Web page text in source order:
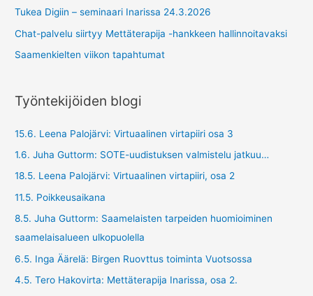
Tukea Digiin – seminaari Inarissa 24.3.2026
Chat-palvelu siirtyy Mettäterapija -hankkeen hallinnoitavaksi
Saamenkielten viikon tapahtumat
Työntekijöiden blogi
15.6. Leena Palojärvi: Virtuaalinen virtapiiri osa 3
1.6. Juha Guttorm: SOTE-uudistuksen valmistelu jatkuu…
18.5. Leena Palojärvi: Virtuaalinen virtapiiri, osa 2
11.5. Poikkeusaikana
8.5. Juha Guttorm: Saamelaisten tarpeiden huomioiminen
saamelaisalueen ulkopuolella
6.5. Inga Äärelä: Birgen Ruovttus toiminta Vuotsossa
4.5. Tero Hakovirta: Mettäterapija Inarissa, osa 2.